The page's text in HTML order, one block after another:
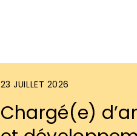
23 JUILLET 2026
Chargé(e)